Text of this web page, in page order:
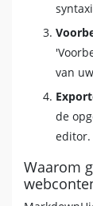
van
de
editor.
Waarom